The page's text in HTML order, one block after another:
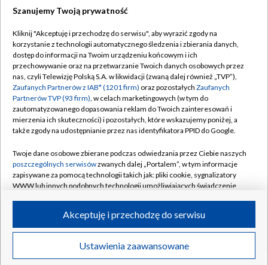
TVP
Abonament TVP
Emisja w TVP
Centrum informacji TVP
Naziemna Telewizja Cyfrowa
Rada Programowa
System NOS
Informacje o nadawcy
Program dla prasy
Ogłoszenie przetargowe
Regulamin TVP
Polityka prywatności
Moje zgody
Pomoc
Kontakt
Kanały
©2026 Telewizja Polska S.A. w likwidacji
Szanujemy Twoją prywatność
Kliknij "Akceptuję i przechodzę do serwisu", aby wyrazić zgody na
korzystanie z technologii automatycznego śledzenia i zbierania danych,
dostęp do informacji na Twoim urządzeniu końcowym i ich
przechowywanie oraz na przetwarzanie Twoich danych osobowych przez
nas, czyli Telewizję Polską S.A. w likwidacji (zwaną dalej również „TVP”),
Zaufanych Partnerów z IAB* (1201 firm) oraz pozostałych Zaufanych
Partnerów TVP (93 firm), w celach marketingowych (w tym do
zautomatyzowanego dopasowania reklam do Twoich zainteresowań i
mierzenia ich skuteczności) i pozostałych, które wskazujemy poniżej, a
także zgody na udostępnianie przez nas identyfikatora PPID do Google.
Twoje dane osobowe zbierane podczas odwiedzania przez Ciebie naszych
poszczególnych serwisówzwanych dalej „Portalem”, w tym informacje
zapisywane za pomocą technologii takich jak: pliki cookie, sygnalizatory
WWW lub innych podobnych technologii umożliwiających świadczenie
ruchu w Internecie.
Twoje dane osobowe zbierane podczas odwiedzania przez Ciebie
poszczególnych serwisówna Portalu, takie jak adresy IP, identyfikatory
Ustawienia zaawansowane
Akceptuję i przechodzę do serwisu